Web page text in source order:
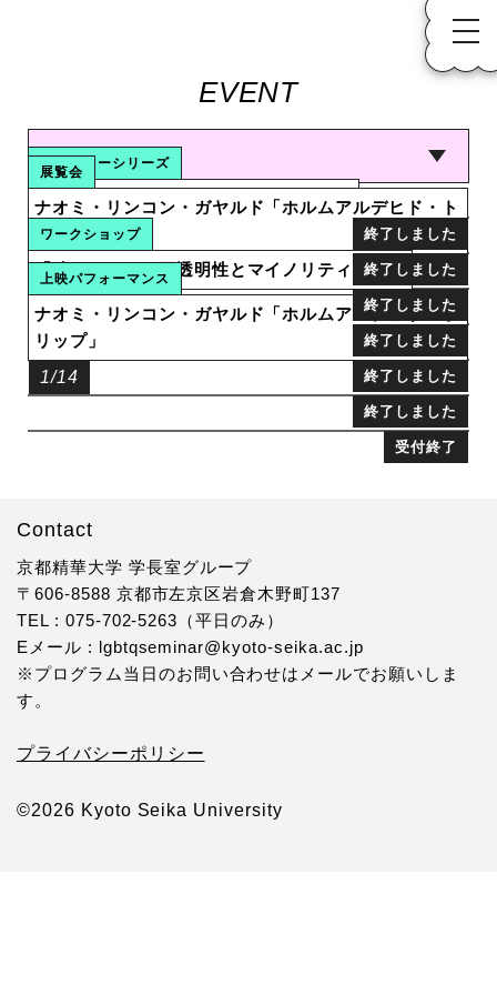
EVENT
ジャンルから探す
1/21 終了しました
レクチャーシリーズ
ひとはひとと、いかに向き合いうるのか
1/13-28 終了しました
展覧会
ナオミ・リンコン・ガヤルド「ホルムアルデヒド・ト
リップ」
12/16 終了しました
ワークショップ
「聴く」ことの不透明性とマイノリティの表現
終了しました
トーク
ナオミ・リンコン・ガヤルド アーテ
ィスト・トーク
1/14 終了しました
上映パフォーマンス
ナオミ・リンコン・ガヤルド「ホルムアルデヒド・ト
リップ」
終了しました
ゼミ
（2023年度プログラム通し受講者対
象）
勝冶真美、内山幸子
1/27
受付終了
（2023年度プログラム通し受講）
12/16-1/28
Contact
京都精華大学 学長室グループ
〒606-8588 京都市左京区岩倉木野町137
TEL : 075-702-5263（平日のみ）
Eメール : lgbtqseminar@kyoto-seika.ac.jp
※プログラム当日のお問い合わせはメールでお願いしま
す。
プライバシーポリシー
©2026 Kyoto Seika University